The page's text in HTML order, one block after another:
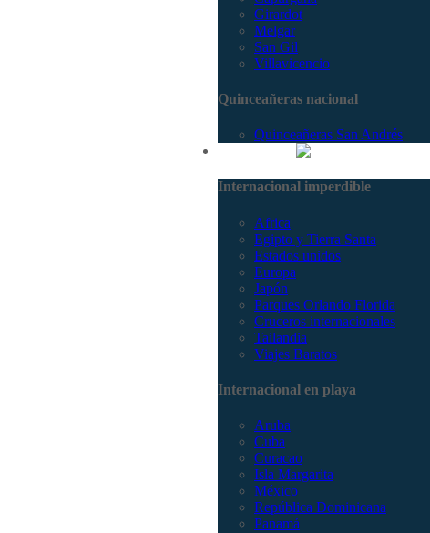
Girardot
Melgar
San Gil
Villavicencio
Quinceañeras nacional
Quinceañeras San Andrés
Internacional imperdible
Africa
Egipto y Tierra Santa
Estados unidos
Europa
Japón
Parques Orlando Florida
Cruceros internacionales
Tailandia
Viajes Baratos
Internacional en playa
Aruba
Cuba
Curacao
Isla Margarita
México
República Dominicana
Panamá